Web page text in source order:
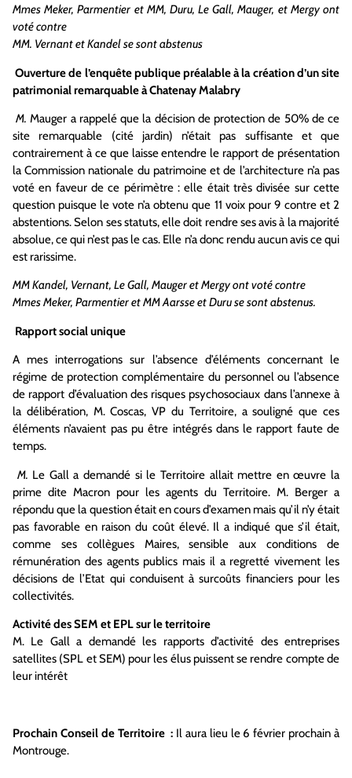
Mmes Meker, Parmentier et MM, Duru, Le Gall, Mauger, et Mergy ont
voté contre
MM. Vernant et Kandel se sont abstenus
Ouverture de l’enquête publique préalable à la création d’un site
patrimonial remarquable à Chatenay Malabry
M.Mauger a rappelé que la décision de protection de 50% de ce
site remarquable (cité jardin) n’était pas suffisante et que
contrairement à ce que laisse entendre le rapport de présentation
la Commission nationale du patrimoine et de l’architecture n’a pas
voté en faveur de ce périmètre : elle était très divisée sur cette
question puisque le vote n’a obtenu que 11 voix pour 9 contre et 2
abstentions. Selon ses statuts, elle doit rendre ses avis à la majorité
absolue, ce qui n’est pas le cas. Elle n’a donc rendu aucun avis ce qui
est rarissime.
MM Kandel, Vernant, Le Gall, Mauger et Mergy ont voté contre
Mmes Meker, Parmentier et MM Aarsse et Duru se sont abstenus.
Rapport social unique
A mes interrogations sur l’absence d’éléments concernant le
régime de protection complémentaire du personnel ou l’absence
de rapport d’évaluation des risques psychosociaux dans l’annexe à
la délibération, M. Coscas, VP du Territoire, a souligné que ces
éléments n’avaient pas pu être intégrés dans le rapport faute de
temps.
M. Le Gall a demandé si le Territoire allait mettre en œuvre la
prime dite Macron pour les agents du Territoire. M. Berger a
répondu que la question était en cours d’examen mais qu’il n’y était
pas favorable en raison du coût élevé. Il a indiqué que s’il était,
comme ses collègues Maires, sensible aux conditions de
rémunération des agents publics mais il a regretté vivement les
décisions de l’Etat qui conduisent à surcoûts financiers pour les
collectivités.
Activité des SEM et EPL sur le territoire
M. Le Gall a demandé les rapports d’activité des entreprises
satellites (SPL et SEM) pour les élus puissent se rendre compte de
leur intérêt
Prochain Conseil de Territoire : Il aura lieu le 6 février prochain à
Montrouge.